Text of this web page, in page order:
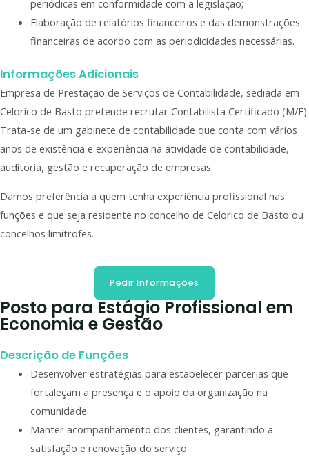
periódicas em conformidade com a legislação;
Elaboração de relatórios financeiros e das demonstrações
financeiras de acordo com as periodicidades necessárias.
Informações Adicionais
Empresa de Prestação de Serviços de Contabilidade, sediada em
Celorico de Basto pretende recrutar Contabilista Certificado (M/F).
Trata-se de um gabinete de contabilidade que conta com vários
anos de existência e experiência na atividade de contabilidade,
auditoria, gestão e recuperação de empresas.
Damos preferência a quem tenha experiência profissional nas
funções e que seja residente no concelho de Celorico de Basto ou
concelhos limítrofes.
Pedir Informações
Posto para Estágio Profissional em
Economia e Gestão
Descrição de Funções
Desenvolver estratégias para estabelecer parcerias que
fortaleçam a presença e o apoio da organização na
comunidade.
Manter acompanhamento dos clientes, garantindo a
satisfação e renovação do serviço.